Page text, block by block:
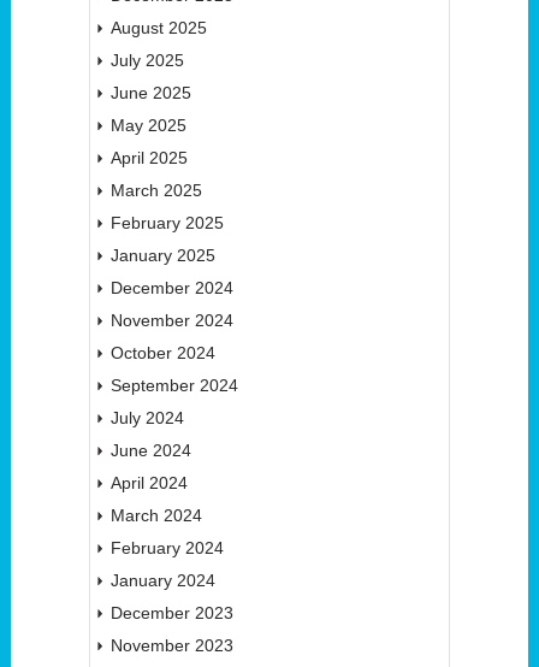
August 2025
July 2025
June 2025
May 2025
April 2025
March 2025
February 2025
January 2025
December 2024
November 2024
October 2024
September 2024
July 2024
June 2024
April 2024
March 2024
February 2024
January 2024
December 2023
November 2023